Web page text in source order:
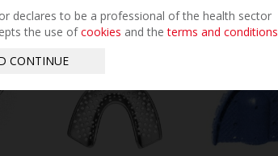
declares to be a professional of the health sector
the use ofcookies and theterms and conditions
CONTINUE